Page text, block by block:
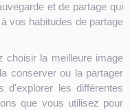
et de partage qui
vos habitudes de partage
choisir la meilleure image
conserver ou la partager
d'explorer les différentes
que vous utilisez pour